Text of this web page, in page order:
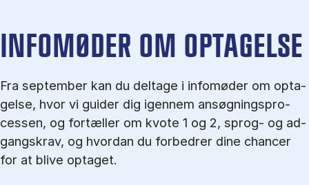
IN­FO­MØ­DER OM OP­TA­GEL­SE
Fra september kan du del­tage i in­fo­mø­der om op­ta­
gel­se, hvor vi gu­i­der dig igen­nem an­søg­nings­pro­
ces­sen, og for­tæl­ler om kvo­te 1 og 2, sprog- og ad­
gangs­krav, og hvordan du forbedrer dine chancer
for at blive optaget.